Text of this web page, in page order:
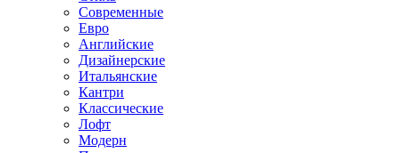
Современные
Евро
Английские
Дизайнерские
Итальянские
Кантри
Классические
Лофт
Модерн